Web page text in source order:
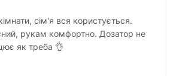
сім'я вся користується.
рукам комфортно. Дозатор не
як треба 👌